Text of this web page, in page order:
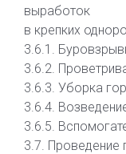
выработок
в крепких
3.6.1.
3.6.2.
3.6.3. Уборка
3.6.4.
3.6.5.
3.7. Проведение